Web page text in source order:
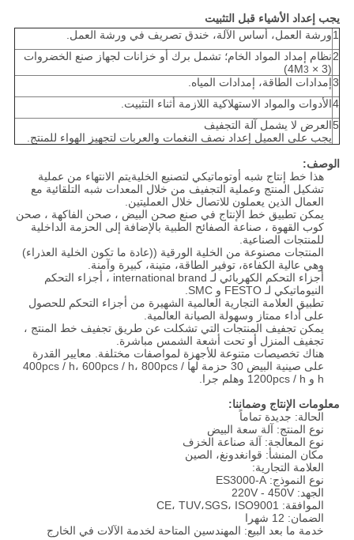
يجب إعداد الأشياء قبل التثبيت
1ورشة العمل، أساس الآلة، خندق تصريف في ورشة العمل.
2نظام إمداد المواد الخام؛ تشمل برك أو خزانات لجهاز صنع الخضروات
(3 × 4M
3
)
3إمدادات الطاقة، إمدادات المياه.
4الأدوات والمواد الاستهلاكية اللازمة أثناء التثبيت.
5العرض لا يشمل آلة التجفيف
يجب على العميل إعداد نصف النغمات والعربات لتجهيز الهواء للمنتج.
الوصف:
هذا خط إنتاج شبه أوتوماتيكي لتصنيع الخليةيتم الانتهاء من عملية
تشكيل المنتج وعملية التجفيف من خلال المعدات شبه التلقائية مع
العمال الذين يعملون للاتصال خلال العمليتين.
يمكن تطبيق خط الإنتاج في صنع صحن البيض ، صحن الفاكهة ، صحن
كوب القهوة ، صناعة الصفائح الطبية بالإضافة إلى الحزمة الداخلية
للمنتجات الصناعية.
المنتجات مصنوعة من الخلية الورقية ((عادة ما تكون الخلية العذراء)
وهي عالية الكفاءة، توفير الطاقة، متينة، كبيرة وآمنة.
أجزاء التحكم الكهربائي لـ international brand ، أجزاء التحكم
النيوماتيكي لـ FESTO و SMC.
تطبيق العلامة التجارية العالمية الشهيرة من أجزاء التحكم للحصول
على أداء ممتاز وسهولة الصيانة العالمية.
يمكن تجفيف المنتجات التي تشكلت عن طريق تجفيف خط المنتج ،
تجفيف المنزل أو تحت أشعة الشمس مباشرة.
هناك تخصيصات متنوعة للأجهزة لمواصفات مختلفة. معايير القدرة
على صينية البيض 30 حزمة لها 400pcs / h، 600pcs / h، 800pcs /
h و 1200pcs / h وهلم جرا.
معلومات الإنتاج وضماننا:
الحالة: جديدة تماماً
نوع المنتج: آلة سعة البيض
نوع المعالجة: آلة صناعة الخزف
مكان المنشأ: قوانغدونغ، الصين
العلامة التجارية:
نوع النموذج: ES3000-A
الجهد: 220V - 450V
الموافقة: CE، TUV،SGS، ISO9001
الضمان: 12 شهرا
خدمة ما بعد البيع: المهندسين المتاحة لخدمة الآلات في الخارج